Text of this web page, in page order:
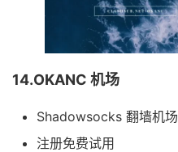
14.OKANC 机场
Shadowsocks 翻墙机场
注册免费试用